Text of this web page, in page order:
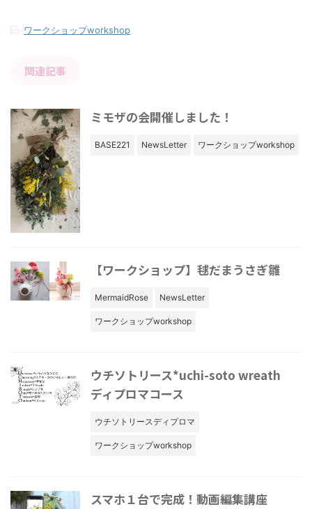
ワークショップworkshop
関連記事
ミモザの会開催しました！
BASE221 NewsLetter ワークショップworkshop
【ワークショップ】毬だまうさぎ雛
MermaidRose NewsLetter
ワークショップworkshop
ウチソトリース*uchi-soto wreath
ディプロマコース
ウチソトリースディプロマ
ワークショップworkshop
スマホ１台で完成！動画編集講座